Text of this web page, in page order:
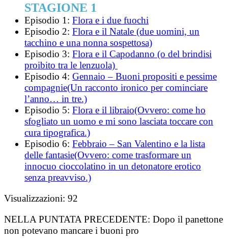
STAGIONE 1
Episodio 1: Flora e i due fuochi
Episodio 2: Flora e il Natale (due uomini, un
tacchino e una nonna sospettosa)
Episodio 3: Flora e il Capodanno (o del brindisi
proibito tra le lenzuola)
Episodio 4: Gennaio – Buoni propositi e pessime
compagnie(Un racconto ironico per cominciare
l’anno… in tre.)
Episodio 5: Flora e il libraio(Ovvero: come ho
sfogliato un uomo e mi sono lasciata toccare con
cura tipografica.)
Episodio 6: Febbraio – San Valentino e la lista
delle fantasie(Ovvero: come trasformare un
innocuo cioccolatino in un detonatore erotico
senza preavviso.)
Visualizzazioni: 92
NELLA PUNTATA PRECEDENTE: Dopo il panettone
non potevano mancare i buoni pro